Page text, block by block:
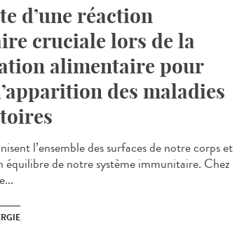
d’une réaction
cruciale lors de la
alimentaire pour
des maladies
l’ensemble des surfaces de notre corps et
équilibre de notre système immunitaire. Chez